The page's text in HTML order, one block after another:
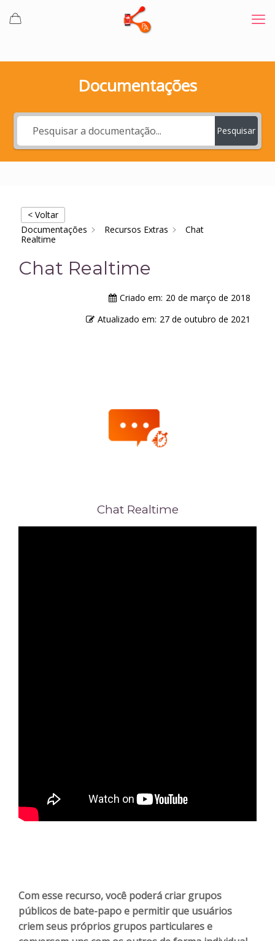
Documentações
Pesquisar
< Voltar
Documentações
Recursos Extras
Chat
Realtime
Chat Realtime
Criado em: 20 de março de 2018
Atualizado em: 27 de outubro de 2021
Chat Realtime
Com esse recurso, você poderá criar grupos
públicos de bate-papo e permitir que usuários
criem seus próprios grupos particulares e